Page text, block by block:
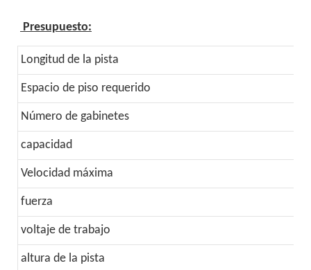
Presupuesto:
Longitud de la pista
Espacio de piso requerido
Número de gabinetes
capacidad
Velocidad máxima
fuerza
voltaje de trabajo
altura de la pista